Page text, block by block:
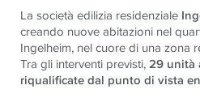
La società edilizia residenziale
creando nuove abitazioni nel
Ingelheim, nel cuore di una zona
Tra gli interventi previsti,29 unità
riqualificate dal punto di vista